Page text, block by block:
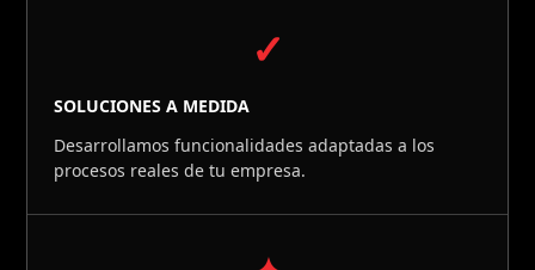
✓
SOLUCIONES A MEDIDA
Desarrollamos funcionalidades adaptadas a los
procesos reales de tu empresa.